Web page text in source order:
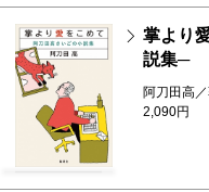
掌より
説集─
阿刀田高
2,090円